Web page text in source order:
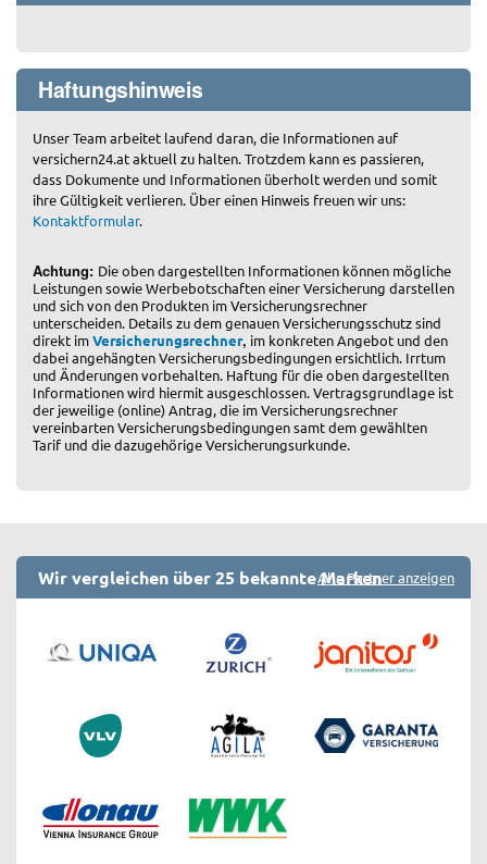
Haftungshinweis
Unser Team arbeitet laufend daran, die Informationen auf
versichern24.at aktuell zu halten. Trotzdem kann es passieren,
dass Dokumente und Informationen überholt werden und somit
ihre Gültigkeit verlieren. Über einen Hinweis freuen wir uns:
Kontaktformular.
Achtung: Die oben dargestellten Informationen können mögliche
Leistungen sowie Werbebotschaften einer Versicherung darstellen
und sich von den Produkten im Versicherungsrechner
unterscheiden. Details zu dem genauen Versicherungsschutz sind
direkt imVersicherungsrechner, im konkreten Angebot und den
dabei angehängten Versicherungsbedingungen ersichtlich. Irrtum
und Änderungen vorbehalten. Haftung für die oben dargestellten
Informationen wird hiermit ausgeschlossen. Vertragsgrundlage ist
der jeweilige (online) Antrag, die im Versicherungsrechner
vereinbarten Versicherungsbedingungen samt dem gewählten
Tarif und die dazugehörige Versicherungsurkunde.
Wir vergleichen über 25 bekannte MarkenAlle Partner anzeigen